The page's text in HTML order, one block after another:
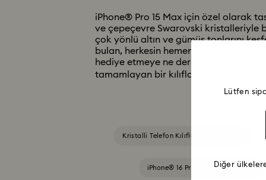
iPhone® Pro 15 Max için özel olarak
ve çepeçevre Swarovski kristalleriyle
çok yönlü altın ve gümüş tonlarını
bulan, herkesin hemen tanıyacağı
hediye etmeye ne dersiniz? Alternatif
tamamlayan bir kılıfla şıklaştırın.
Kristalli Telefon Kılıfları ve Kapakları
iPhone® 16 Pro Kılıfları ve Kapları
Lütfen
Diğer